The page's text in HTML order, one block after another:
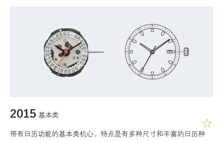
2015 基本类
带有日历功能的基本类机心。特点是有多种尺寸和丰富的日历种